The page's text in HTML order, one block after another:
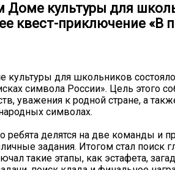
культуры для
квест-приключение «В
для школьников
символа России». Цель этого
уважения к родной стране, а
символах.
ребята делятся на две команды и
задания. Итогом стал поиск
такие этапы, как эстафета,